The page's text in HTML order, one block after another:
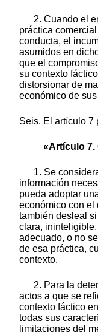
2. Cuando el
práctica
conducta, el
asumidos en
que el
su contexto
distorsionar de
económico de
Seis. El artículo 7
«Artículo 7.
1. Se
información
pueda adoptar
económico con el
también desleal
clara,
adecuado, o no
de esa práctica,
contexto.
2. Para la
actos a que se
contexto fáctico
todas sus
limitaciones del